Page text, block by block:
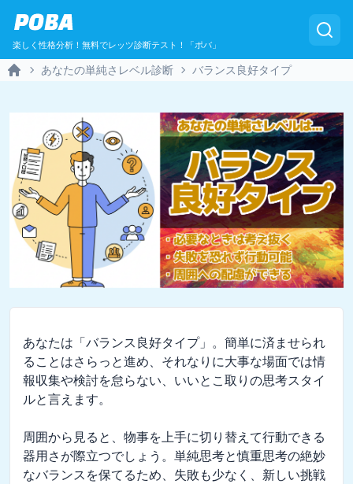
POBA
楽しく性格分析！無料でレッツ診断テスト！「ポバ」
あなたの単純さレベル診断 バランス良好タイプ
あなたは「バランス良好タイプ」。簡単に済ませられ
ることはさらっと進め、それなりに大事な場面では情
報収集や検討を怠らない、いいとこ取りの思考スタイ
ルと言えます。
周囲から見ると、物事を上手に切り替えて行動できる
器用さが際立つでしょう。単純思考と慎重思考の絶妙
なバランスを保てるため、失敗も少なく、新しい挑戦